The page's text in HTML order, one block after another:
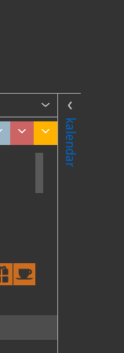
kalendar